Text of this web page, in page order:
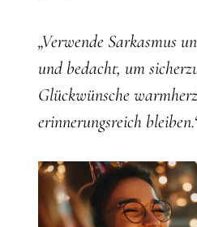
„Verwende Sarkasmus
und bedacht, um
Glückwünsche
erinnerungsreich